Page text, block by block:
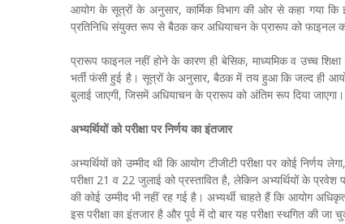
आयोग के सूत्रों के अनुसार, कार्मिक विभाग की ओर से कहा गया
प्रतिनिधि संयुक्त रूप से बैठक कर अधियाचन के प्रारूप को फाइनल
प्रारूप फाइनल नहीं होने के कारण ही बेसिक, माध्यमिक व उच्च
भर्ती फंसी हुई है। सूत्रों के अनुसार, बैठक में तय हुआ कि जल्द ही
बुलाई जाएगी, जिसमें अधियाचन के प्रारूप को अंतिम रूप दिया जाएगा।
अभ्यर्थियों को परीक्षा पर निर्णय का इंतजार
अभ्यर्थियों को उम्मीद थी कि आयोग टीजीटी परीक्षा पर कोई
परीक्षा 21 व 22 जुलाई को प्रस्तावित है, लेकिन अभ्यर्थियों के
की कोई उम्मीद भी नहीं रह गई है। अभ्यर्थी चाहते हैं कि आयोग
इस परीक्षा का इंतजार है और पूर्व में दो बार यह परीक्षा स्थगित की जा